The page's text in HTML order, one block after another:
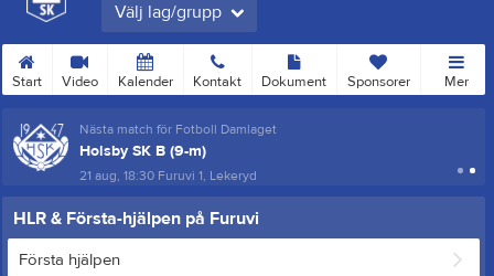
Välj lag/grupp
Start Video Kalender Kontakt Dokument Sponsorer Mer
Nästa match för Fotboll Damlaget
Holsby SK B (9-m)
21 aug, 18:30 Furuvi 1, Lekeryd
HLR & Första-hjälpen på Furuvi
Första hjälpen